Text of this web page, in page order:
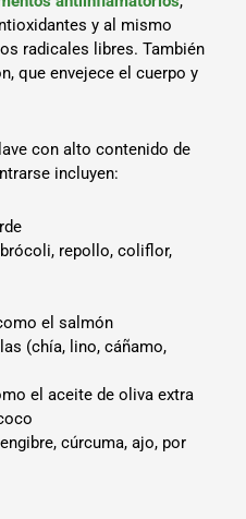
y al mismo
radicales libres. También
que envejece el cuerpo y
con alto contenido de
incluyen:
repollo, coliflor,
el salmón
(chía, lino, cáñamo,
el aceite de oliva extra
cúrcuma, ajo, por